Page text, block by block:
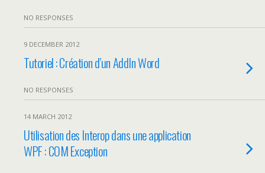
NO RESPONSES
9 DECEMBER 2012
Tutoriel : Création d’un AddIn Word
NO RESPONSES
14 MARCH 2012
Utilisation des Interop dans une application
WPF : COM Exception